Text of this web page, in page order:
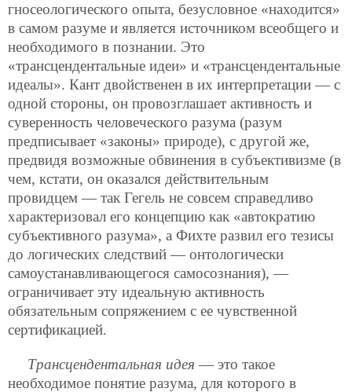
гносеологического опыта, безусловное «находится»
в самом разуме и является источником всеобщего и
необходимого в познании. Это
«трансцендентальные идеи» и «трансцендентальные
идеалы». Кант двойственен в их интерпретации — с
одной стороны, он провозглашает активность и
суверенность человеческого разума (разум
предписывает «законы» природе), с другой же,
предвидя возможные обвинения в субъективизме (в
чем, кстати, он оказался действительным
провидцем — так Гегель не совсем справедливо
характеризовал его концепцию как «автократию
субъективного разума», а Фихте развил его тезисы
до логических следствий — онтологически
самоустанавливающегося самосознания), —
ограничивает эту идеальную активность
обязательным сопряжением с ее чувственной
сертификацией.
Трансцендентальная идея — это такое
необходимое понятие разума, для которого в